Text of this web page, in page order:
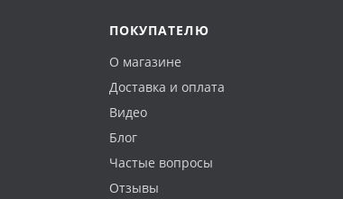
ПОКУПАТЕЛЮ
О магазине
Доставка и оплата
Видео
Блог
Частые вопросы
Отзывы